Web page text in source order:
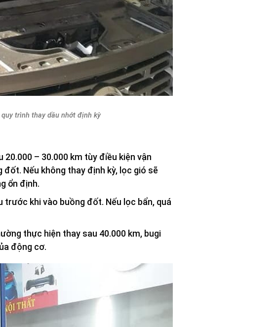
trình thay dầu nhớt định kỳ
– 30.000 km tùy điều kiện vận
Nếu không thay định kỳ, lọc gió sẽ
ổn định.
trước khi vào buồng đốt. Nếu lọc bẩn, quá
thực hiện thay sau 40.000 km, bugi
động cơ.